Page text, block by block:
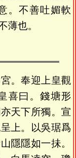
。不善吐媚軟
薄也。
。奉迎上皇觀
喜曰。錢塘形
天下所獨。宣
上。以吳琚爲
隱隱如一抺。